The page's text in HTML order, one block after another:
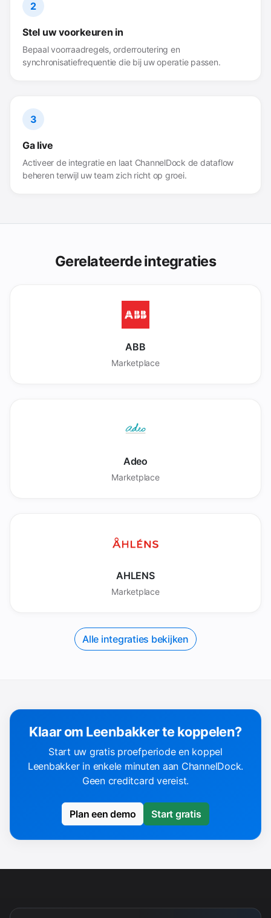
2
Stel uw voorkeuren in
Bepaal voorraadregels, orderroutering en
synchronisatiefrequentie die bij uw operatie passen.
3
Ga live
Activeer de integratie en laat ChannelDock de dataflow
beheren terwijl uw team zich richt op groei.
Gerelateerde integraties
ABB
Marketplace
Adeo
Marketplace
AHLENS
Marketplace
Alle integraties bekijken
Klaar om Leenbakker te koppelen?
Start uw gratis proefperiode en koppel
Leenbakker in enkele minuten aan ChannelDock.
Geen creditcard vereist.
Plan een demo Start gratis